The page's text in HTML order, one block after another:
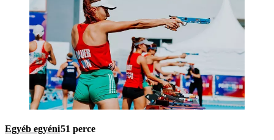
Egyéb egyéni51 perce